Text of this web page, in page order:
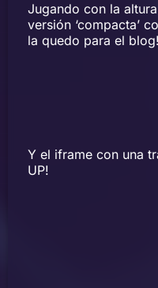
Jugando con la
versión ‘compacta’
la quedo para el blog!
Y el iframe con una
UP!